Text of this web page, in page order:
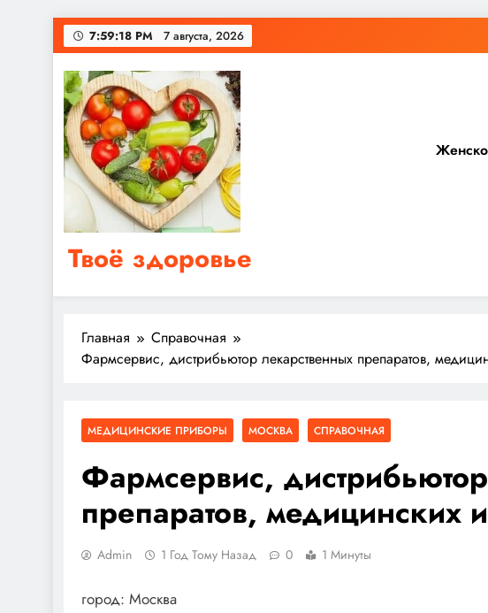
Перейти
к
содержимому
7:59:19 PM 7 августа, 2026
Твоё здоровье
Сайт о правильном питании, женском и мужском здоровье
Главная
Справочная
Фармсервис, дистрибьютор лекарственных препаратов,
МЕДИЦИНСКИЕ ПРИБОРЫ МОСКВА СПРАВОЧНАЯ
Фармсервис,
препаратов, медицинских
Admin 1 Год Тому Назад 0 1 Минуты
город: Москва